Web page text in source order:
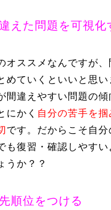
えた問題を可視化
オススメなんですが、
めていくといいと思い
間違えやすい問題の傾
にかく 自分の苦手を
です。だからこそ自分
も復習・確認しやすい
うか？？
順位をつける